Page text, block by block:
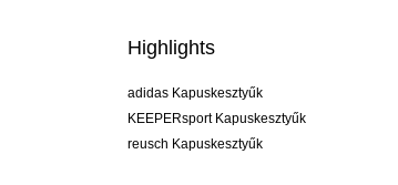
Highlights
adidas Kapuskesztyűk
KEEPERsport Kapuskesztyűk
reusch Kapuskesztyűk